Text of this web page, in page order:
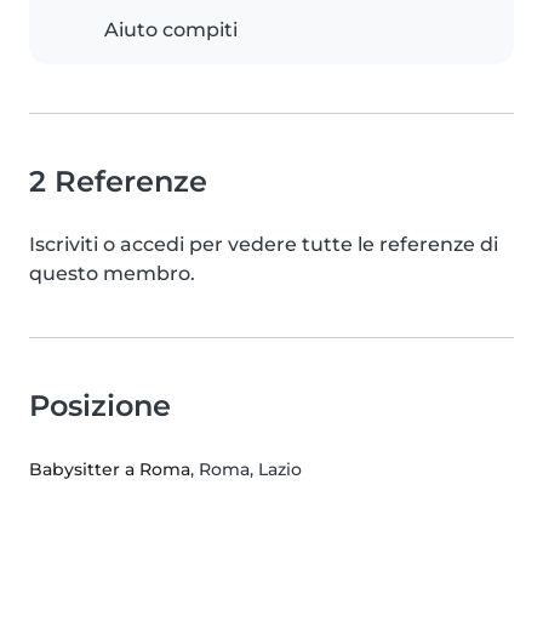
Aiuto compiti
2 Referenze
Iscriviti o accedi per vedere tutte le referenze di
questo membro.
Posizione
Babysitter a Roma, Roma, Lazio